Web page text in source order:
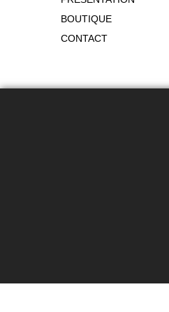
BOUTIQUE
CONTACT